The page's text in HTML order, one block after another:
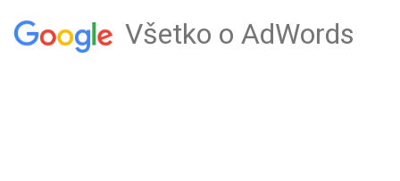
Všetko o AdWords